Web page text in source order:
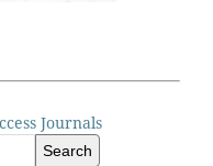
Search